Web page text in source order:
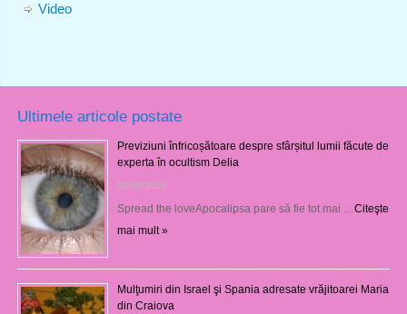
Video
Ultimele articole postate
Previziuni înfricoșătoare despre sfârșitul lumii făcute de
experta în ocultism Delia
08/08/2026
Spread the loveApocalipsa pare să fie tot mai …Citeşte
mai mult »
Mulţumiri din Israel şi Spania adresate vrăjitoarei Maria
din Craiova